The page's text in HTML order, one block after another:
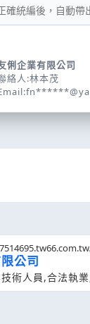
俐企業有限公司
絡人:林本茂
公司
術人員,合法執